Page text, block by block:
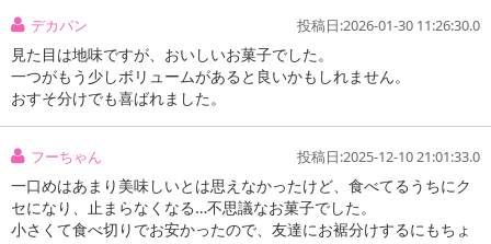
こちらの商品はクール便(冷蔵)でのお届けとなります。確実に受
け取りが可能な方のみお申し込みください。
※こちらの商品は、沖縄・離島地域またはクール便でのお届けが出
来ない地域の方は、お申込みいただけませんので、ご了承ください
ませ。
※配送時に、ご不在でお受け取りいただけなかった場合、通常より
保管期間が短くなっておりますので、お早目に配送業者へ再配達を
ご連絡ください。
デカパン 投稿日:2026-01-30 11:26:30.0
見た目は地味ですが、おいしいお菓子でした。
一つがもう少しボリュームがあると良いかもしれません。
おすそ分けでも喜ばれました。
フーちゃん 投稿日:2025-12-10 21:01:33.0
一口めはあまり美味しいとは思えなかったけど、食べてるうちにク
セになり、止まらなくなる…不思議なお菓子でした。
小さくて食べ切りでお安かったので、友達にお裾分けするにもちょ